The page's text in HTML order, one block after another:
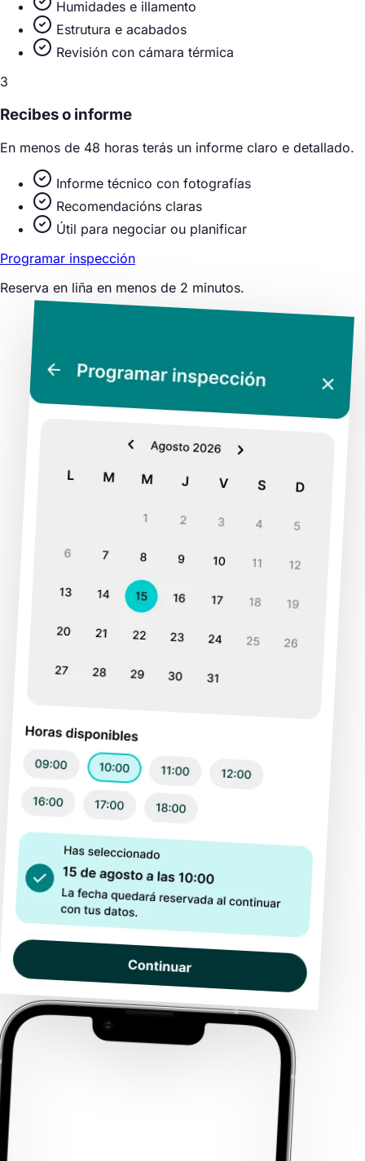
Humidades e illamento
Estrutura e acabados
Revisión con cámara térmica
3
Recibes o informe
En menos de 48 horas terás un informe claro e detallado.
Informe técnico con fotografías
Recomendacións claras
Útil para negociar ou planificar
Programar inspección
Reserva en liña en menos de 2 minutos.